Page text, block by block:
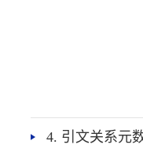
4. 引文关系元